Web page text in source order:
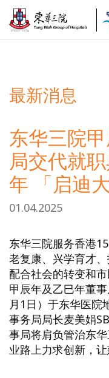
最新消息
东华三院
局交代就
年 「启迪
01.04.2025
东华三院服务香港
老复康、兴学育才
配合社会的转变和
甲辰年及乙巳年董
月1日）于东华医院
事务局局长麦美娟
事局将肩负管治东
业路上力求创新，让